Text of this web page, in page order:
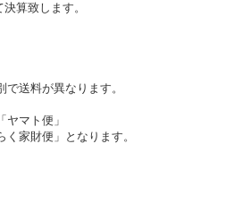
算致します。
送料が異なります。
マト便」
家財便」となります。